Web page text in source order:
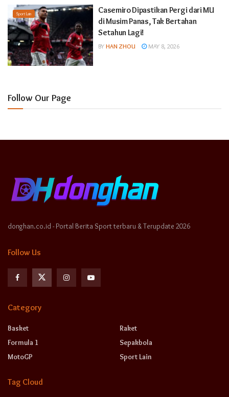
Sport Lain
Casemiro Dipastikan Pergi dari MU
di Musim Panas, Tak Bertahan
Setahun Lagi!
BY HAN ZHOU MAY 8, 2026
Follow Our Page
donghan.co.id - Portal Berita Sport terbaru & Terupdate 2026
Follow Us
Category
Basket
Formula 1
MotoGP
Raket
Sepakbola
Sport Lain
Tag Cloud